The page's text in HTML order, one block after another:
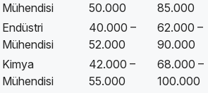
Mühendisi
50.000
85.000
Endüstri
Mühendisi
40.000 –
52.000
62.000 –
90.000
Kimya
Mühendisi
42.000 –
55.000
68.000 –
100.000